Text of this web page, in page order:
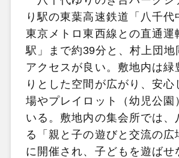
り駅の東葉高速鉄道「八千代
東京メトロ東西線との直通運
駅」まで約39分と、村上団地
アクセスが良い。敷地内は緑
りとした空間が広がり、安心
場やプレイロット（幼児公園
いる。敷地内の集会所では、
る「親と子の遊びと交流の広
に開催され、子どもを遊ばせ